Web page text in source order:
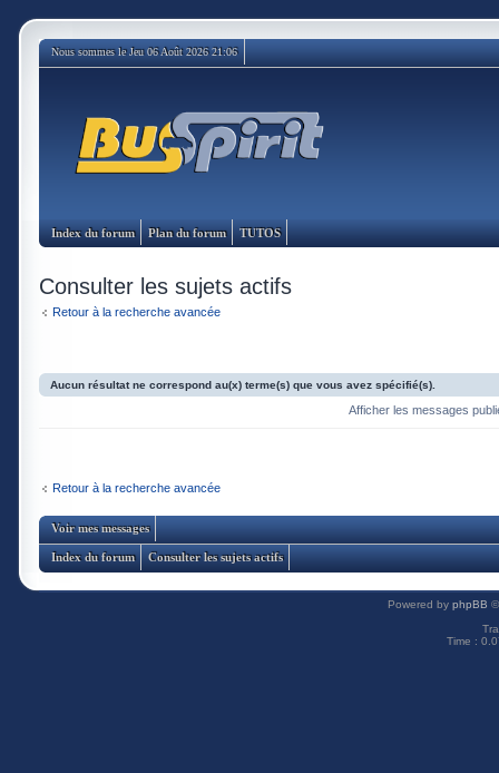
Nous sommes le Jeu 06 Août 2026 21:06
Index du forum Plan du forum TUTOS
Consulter les sujets actifs
Retour à la recherche avancée
Aucun résultat ne correspond au(x) terme(s) que vous avez spécifié(s).
Afficher les messages
Retour à la recherche avancée
Voir mes messages
Index du forum Consulter les sujets actifs
Powered by phpBB
Time :